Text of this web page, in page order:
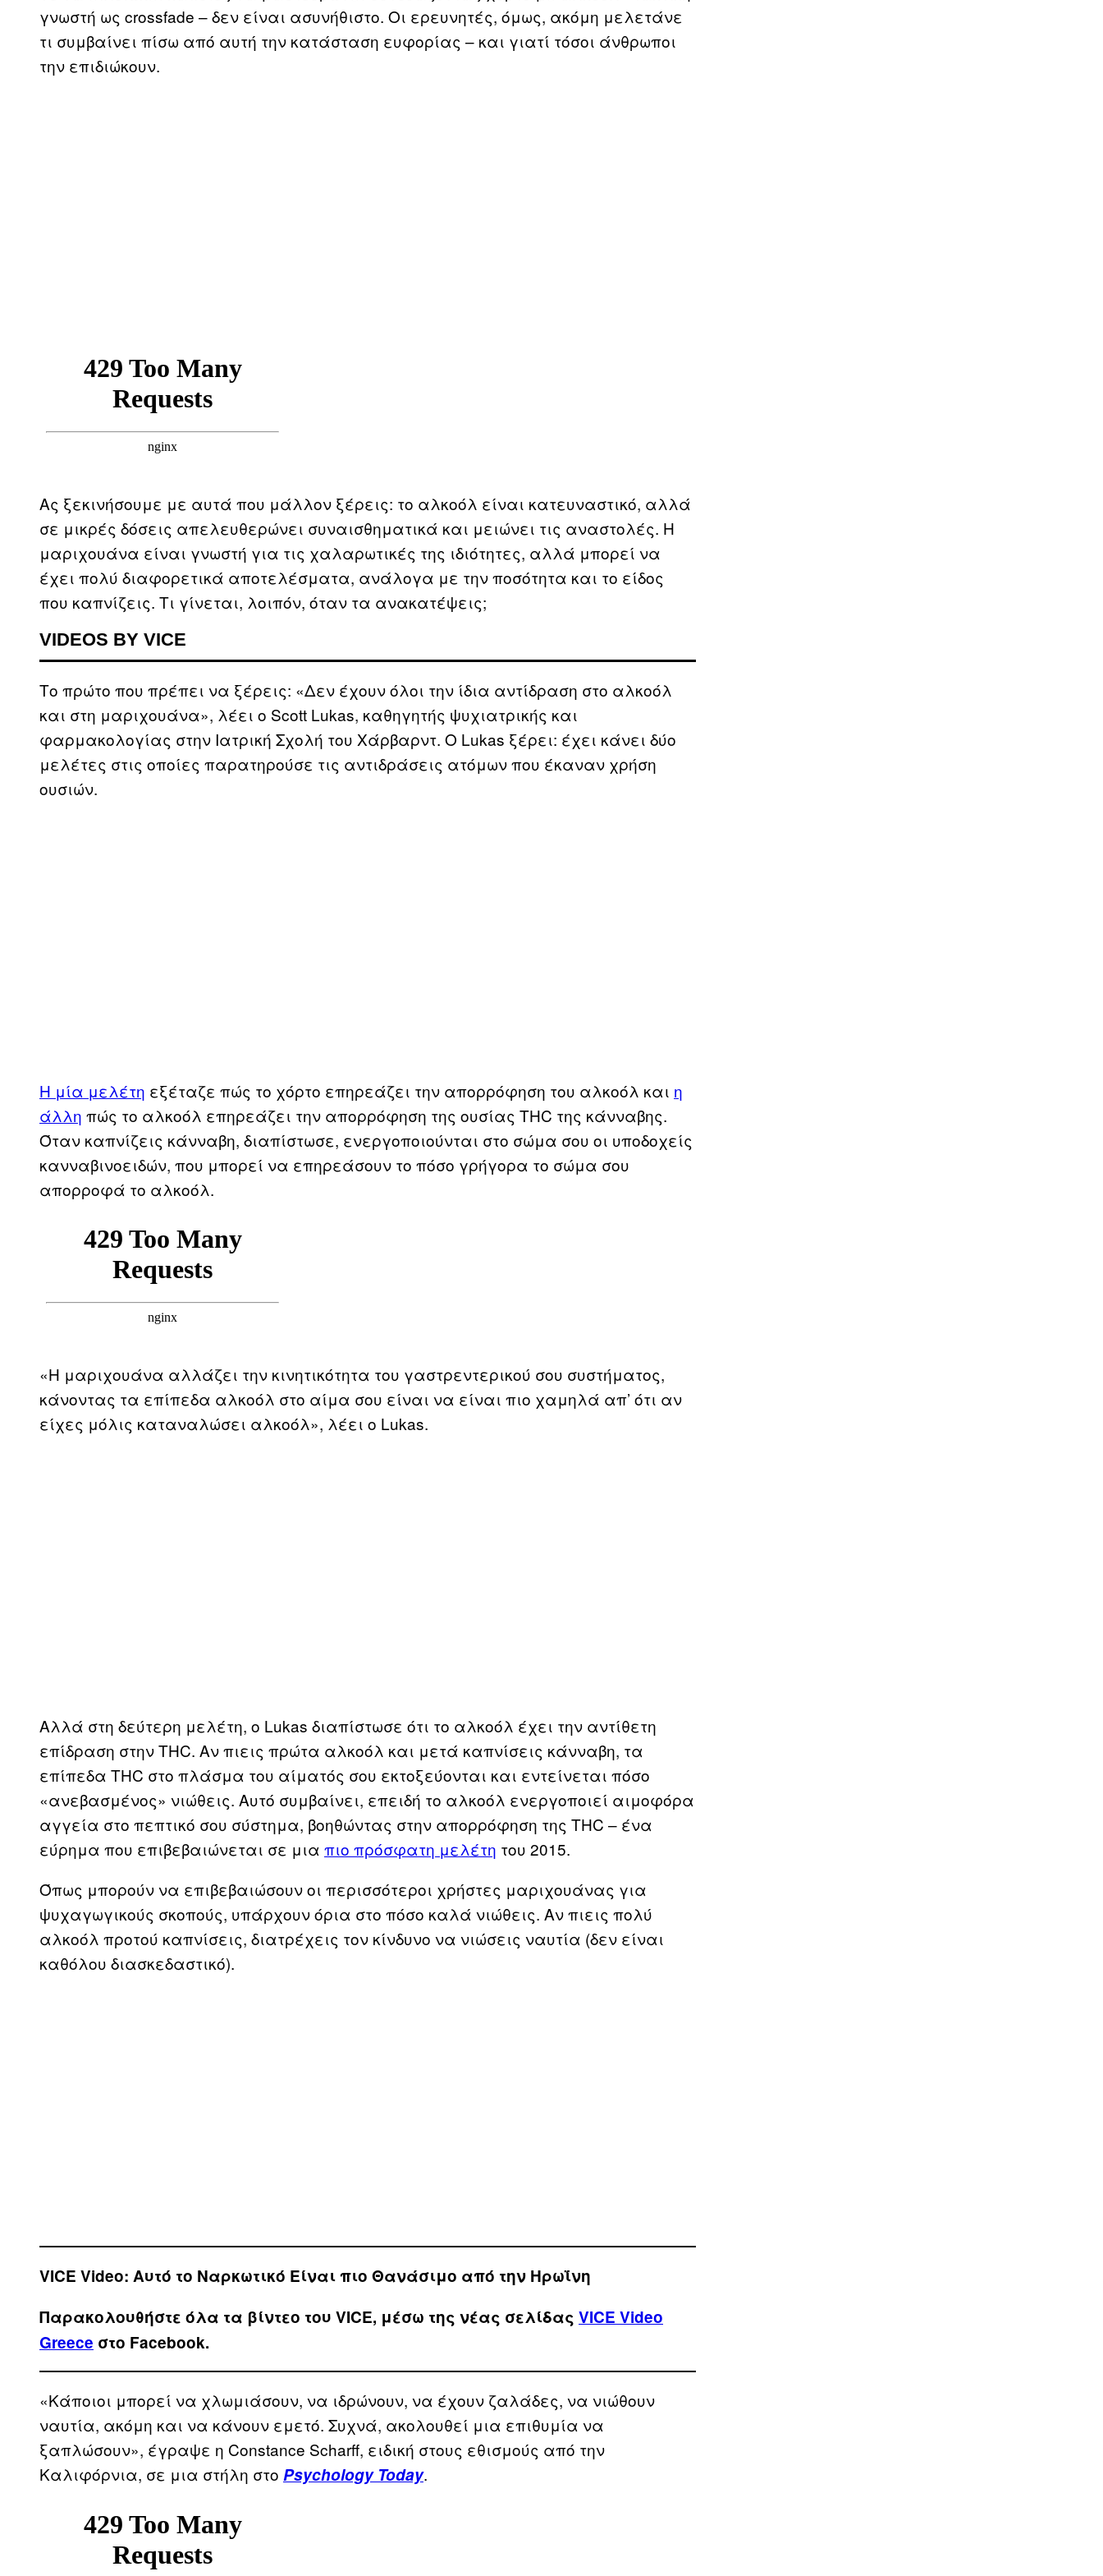
γνωστή ως crossfade – δεν είναι ασυνήθιστο. Οι ερευνητές, όμως, ακόμη μελετάνε
τι συμβαίνει πίσω από αυτή την κατάσταση ευφορίας – και γιατί τόσοι άνθρωποι
την επιδιώκουν.
Ας ξεκινήσουμε με αυτά που μάλλον ξέρεις: το αλκοόλ είναι κατευναστικό, αλλά
σε μικρές δόσεις απελευθερώνει συναισθηματικά και μειώνει τις αναστολές. Η
μαριχουάνα είναι γνωστή για τις χαλαρωτικές της ιδιότητες, αλλά μπορεί να
έχει πολύ διαφορετικά αποτελέσματα, ανάλογα με την ποσότητα και το είδος
που καπνίζεις. Τι γίνεται, λοιπόν, όταν τα ανακατέψεις;
VIDEOS BY VICE
Το πρώτο που πρέπει να ξέρεις: «Δεν έχουν όλοι την ίδια αντίδραση στο αλκοόλ
και στη μαριχουάνα», λέει ο Scott Lukas, καθηγητής ψυχιατρικής και
φαρμακολογίας στην Ιατρική Σχολή του Χάρβαρντ. Ο Lukas ξέρει: έχει κάνει δύο
μελέτες στις οποίες παρατηρούσε τις αντιδράσεις ατόμων που έκαναν χρήση
ουσιών.
Η μία μελέτη εξέταζε πώς το χόρτο επηρεάζει την απορρόφηση του αλκοόλ και η
άλλη πώς το αλκοόλ επηρεάζει την απορρόφηση της ουσίας THC της κάνναβης.
Όταν καπνίζεις κάνναβη, διαπίστωσε, ενεργοποιούνται στο σώμα σου οι υποδοχείς
κανναβινοειδών, που μπορεί να επηρεάσουν το πόσο γρήγορα το σώμα σου
απορροφά το αλκοόλ.
«Η μαριχουάνα αλλάζει την κινητικότητα του γαστρεντερικού σου συστήματος,
κάνοντας τα επίπεδα αλκοόλ στο αίμα σου είναι να είναι πιο χαμηλά απ’ ότι αν
είχες μόλις καταναλώσει αλκοόλ», λέει ο Lukas.
Αλλά στη δεύτερη μελέτη, ο Lukas διαπίστωσε ότι το αλκοόλ έχει την αντίθετη
επίδραση στην THC. Αν πιεις πρώτα αλκοόλ και μετά καπνίσεις κάνναβη, τα
επίπεδα THC στο πλάσμα του αίματός σου εκτοξεύονται και εντείνεται πόσο
«ανεβασμένος» νιώθεις. Αυτό συμβαίνει, επειδή το αλκοόλ ενεργοποιεί αιμοφόρα
αγγεία στο πεπτικό σου σύστημα, βοηθώντας στην απορρόφηση της THC – ένα
εύρημα που επιβεβαιώνεται σε μια πιο πρόσφατη μελέτη του 2015.
Όπως μπορούν να επιβεβαιώσουν οι περισσότεροι χρήστες μαριχουάνας για
ψυχαγωγικούς σκοπούς, υπάρχουν όρια στο πόσο καλά νιώθεις. Αν πιεις πολύ
αλκοόλ προτού καπνίσεις, διατρέχεις τον κίνδυνο να νιώσεις ναυτία (δεν είναι
καθόλου διασκεδαστικό).
VICE Video: Αυτό το Ναρκωτικό Είναι πιο Θανάσιμο από την Ηρωΐνη
Παρακολουθήστε όλα τα βίντεo του VICE, μέσω της νέας σελίδας VICE Video
Greece στο Facebook.
«Κάποιοι μπορεί να χλωμιάσουν, να ιδρώνουν, να έχουν ζαλάδες, να νιώθουν
ναυτία, ακόμη και να κάνουν εμετό. Συχνά, ακολουθεί μια επιθυμία να
ξαπλώσουν», έγραψε η Constance Scharff, ειδική στους εθισμούς από την
Καλιφόρνια, σε μια στήλη στο Psychology Today.